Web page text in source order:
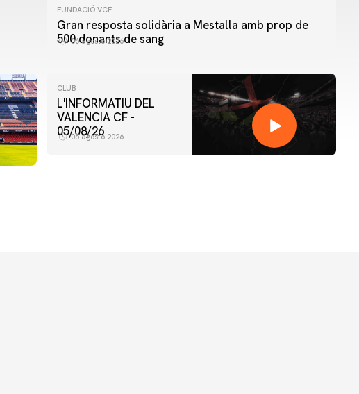
FUNDACIÓ VCF
Gran resposta solidària a Mestalla amb prop de
500 donants de sang
06 agosto 2026
CLUB
L'INFORMATIU DEL
VALENCIA CF -
05/08/26
05 agosto 2026